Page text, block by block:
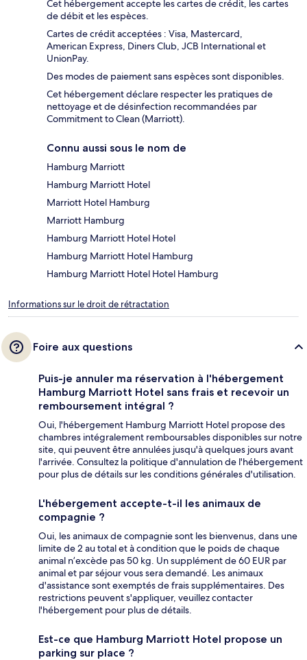
Cet hébergement accepte les cartes de crédit, les cartes
de débit et les espèces.
Cartes de crédit acceptées : Visa, Mastercard,
American Express, Diners Club, JCB International et
UnionPay.
Des modes de paiement sans espèces sont disponibles.
Cet hébergement déclare respecter les pratiques de
nettoyage et de désinfection recommandées par
Commitment to Clean (Marriott).
Connu aussi sous le nom de
Hamburg Marriott
Hamburg Marriott Hotel
Marriott Hotel Hamburg
Marriott Hamburg
Hamburg Marriott Hotel Hotel
Hamburg Marriott Hotel Hamburg
Hamburg Marriott Hotel Hotel Hamburg
Informations sur le droit de rétractation
Foire aux questions
Puis-je annuler ma réservation à l'hébergement
Hamburg Marriott Hotel sans frais et recevoir un
remboursement intégral ?
Oui, l'hébergement Hamburg Marriott Hotel propose des
chambres intégralement remboursables disponibles sur notre
site, qui peuvent être annulées jusqu'à quelques jours avant
l'arrivée. Consultez la politique d'annulation de l'hébergement
pour plus de détails sur les conditions générales d'utilisation.
L'hébergement accepte-t-il les animaux de
compagnie ?
Oui, les animaux de compagnie sont les bienvenus, dans une
limite de 2 au total et à condition que le poids de chaque
animal n’excède pas 50 kg. Un supplément de 60 EUR par
animal et par séjour vous sera demandé. Les animaux
d'assistance sont exemptés de frais supplémentaires. Des
restrictions peuvent s'appliquer, veuillez contacter
l'hébergement pour plus de détails.
Est-ce que Hamburg Marriott Hotel propose un
parking sur place ?